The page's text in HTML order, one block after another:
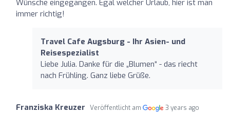
Wünsche eingegangen. Egal welcher Urlaub, hier ist man
immer richtig!
Travel Cafe Augsburg - Ihr Asien- und
Reisespezialist
Liebe Julia. Danke für die „Blumen“ - das riecht
nach Frühling. Ganz liebe Grüße.
Franziska Kreuzer Veröffentlicht am 3 years ago